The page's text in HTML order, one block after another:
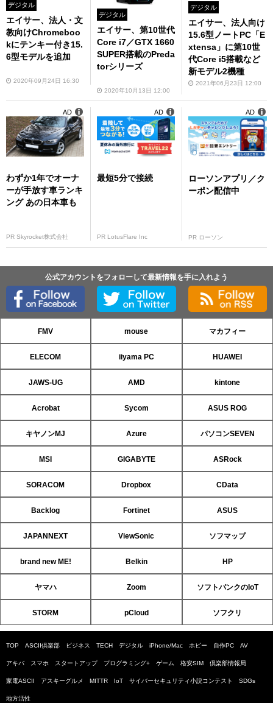
デジタル
エイサー、法人・文
教向けChromeboo
kにテンキー付き15.
6型モデルを追加
2020年09月24日 16:30
デジタル
エイサー、第10世代
Core i7／GTX 1660
SUPER搭載のPreda
torシリーズ
2020年10月13日 12:00
デジタル
エイサー、法人向け
15.6型ノートPC「E
xtensa」に第10世
代Core i5搭載など
新モデル2機種
2021年06月23日 12:00
わずか1年でオーナ
ーが手放す車ランキ
ング あの日本車も
PR Skyrocket株式会社
AD
最短5分で接続
PR LotusFlare Inc
AD
ローソンアプリ／ク
ーポン配信中
PR ローソン
AD
公式アカウントをフォローして最新情報を手に入れよう
FMV mouse マカフィー
ELECOM iiyama PC HUAWEI
JAWS-UG AMD kintone
Acrobat Sycom ASUS ROG
キヤノンMJ Azure パソコンSEVEN
MSI GIGABYTE ASRock
SORACOM Dropbox CData
Backlog Fortinet ASUS
JAPANNEXT ViewSonic ソフマップ
brand new ME! Belkin HP
ヤマハ Zoom ソフトバンクのIoT
STORM pCloud ソフクリ
TOP ASCII倶楽部 ビジネス TECH デジタル iPhone/Mac ホビー 自作PC AV
アキバ スマホ スタートアップ プログラミング+ ゲーム 格安SIM 倶楽部情報局
家電ASCII アスキーグルメ MITTR IoT サイバーセキュリティ小説コンテスト SDGs
地方活性